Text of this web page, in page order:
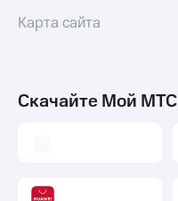
Карта сайта
Скачайте Мой МТС